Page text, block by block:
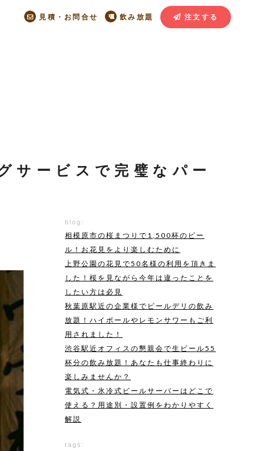
見積・お問合せ 飲み放題 注文する
サービスで完璧なパー
blog:
相模原市の桜まつりで1,500杯のビー
ル！お花見をより楽しむために
上野公園の花見で50名様の利用を頂きま
した！桜を見ながら今年は違ったことを
したい方は必見
秋葉原駅近の企業様でビールデリの飲み
放題！ハイボールやレモンサワーもご利
用されました！
渋谷駅近オフィスの懇親会で生ビール55
杯分の飲み放題！あなたも仕事終わりに
楽しみませんか？
電気式・氷冷式ビールサーバーはどこで
使える？用途別・設置例をわかりやすく
解説
tags: